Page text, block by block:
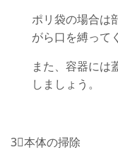
ポリ袋の場合は
がら口を縛って
また、容器には
しましょう。
3⃣本体の掃除